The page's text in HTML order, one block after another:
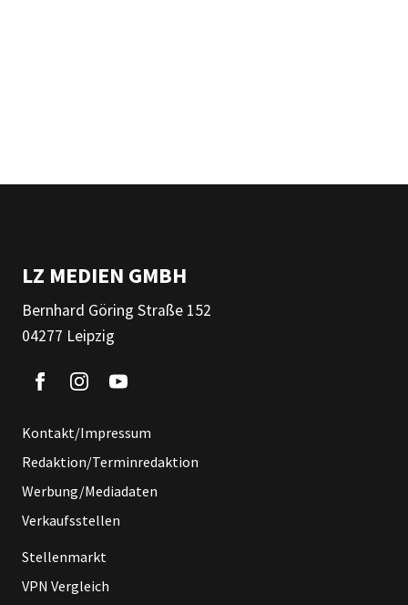
LZ MEDIEN GMBH
Bernhard Göring Straße 152
04277 Leipzig
Kontakt/Impressum
Redaktion/Terminredaktion
Werbung/Mediadaten
Verkaufsstellen
Stellenmarkt
VPN Vergleich